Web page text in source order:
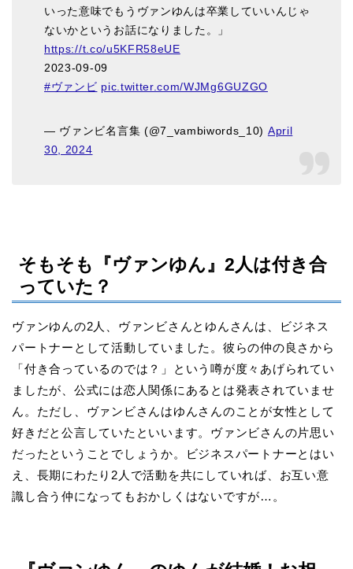
いった意味でもうヴァンゆんは卒業していいんじゃ
ないかというお話になりました。」
https://t.co/u5KFR58eUE
2023-09-09
#ヴァンビ pic.twitter.com/WJMg6GUZGO
— ヴァンビ名言集 (@7_vambiwords_10) April
30, 2024
そもそも『ヴァンゆん』2人は付き合
っていた？
ヴァンゆんの2人、ヴァンビさんとゆんさんは、ビジネス
パートナーとして活動していました。彼らの仲の良さから
「付き合っているのでは？」という噂が度々あげられてい
ましたが、公式には恋人関係にあるとは発表されていませ
ん。ただし、ヴァンビさんはゆんさんのことが女性として
好きだと公言していたといいます。ヴァンビさんの片思い
だったということでしょうか。ビジネスパートナーとはい
え、長期にわたり2人で活動を共にしていれば、お互い意
識し合う仲になってもおかしくはないですが…。